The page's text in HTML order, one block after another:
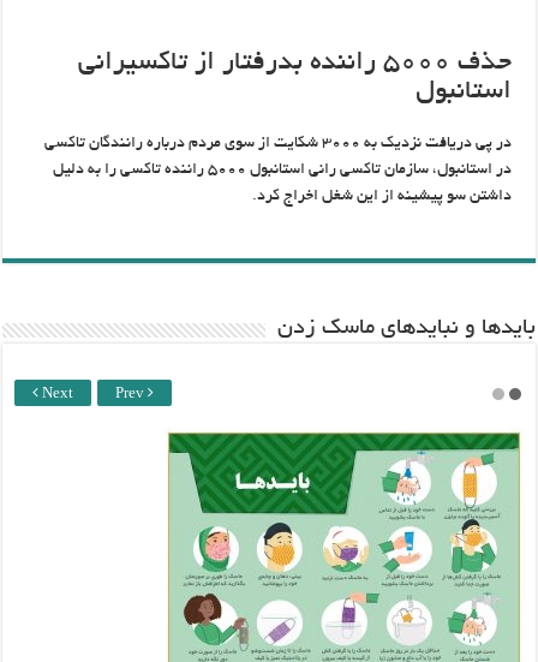
حذف ۵۰۰۰ راننده بدرفتار از تاکسیرانی
استانبول
در پی دریافت نزدیک به ۳۰۰۰ شکایت از سوی مردم درباره رانندگان تاکسی
در استانبول، سازمان تاکسی رانی استانبول ۵۰۰۰ راننده تاکسی را به دلیل
داشتن سو پیشینه از این شغل اخراج کرد.
باید‌ها و نبایدهای ماسک زدن
Next Prev